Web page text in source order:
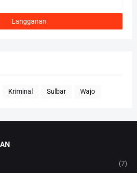
Kriminal Sulbar Wajo
(7)